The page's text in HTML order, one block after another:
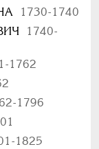
1730-1740
1740-
1762
1796
1825